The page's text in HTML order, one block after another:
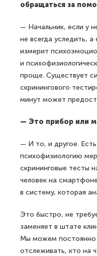
обращаться за
— Начальник, если у
не всегда уследить,
измерит
и
проще. Существует
скринингового
минут может
— Это прибор или
— И то, и другое.
психофизиологию
скрининговые тесты
человек на
в систему, которая
Это быстро, не
заменяет в штате
Мы можем постоянно
отслеживать, кто на